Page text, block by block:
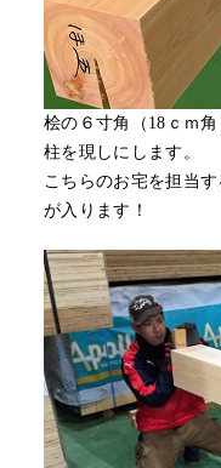
桧の６寸角（18ｃｍ
柱を現しにします。
こちらのお宅を担当
が入ります！